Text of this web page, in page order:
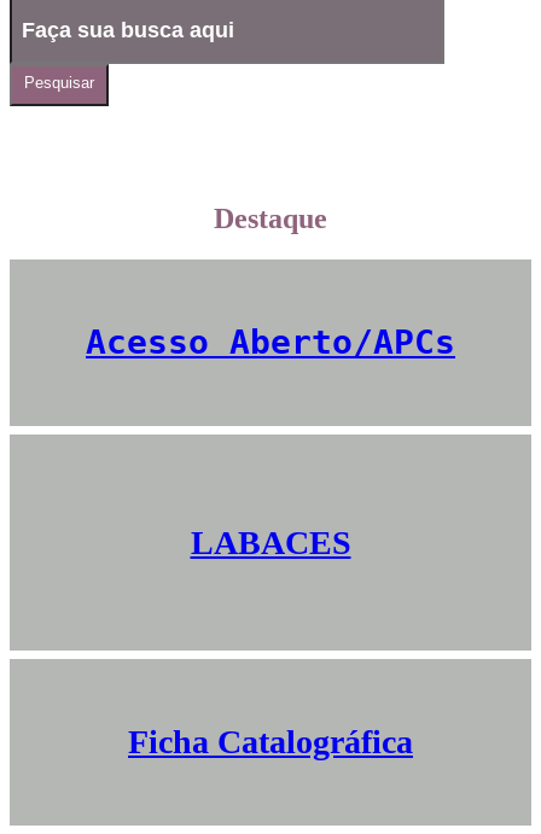
Pesquisar
Destaque
Acesso Aberto/APCs
LABACES
Ficha Catalográfica